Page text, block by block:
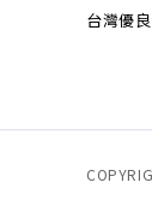
台灣優